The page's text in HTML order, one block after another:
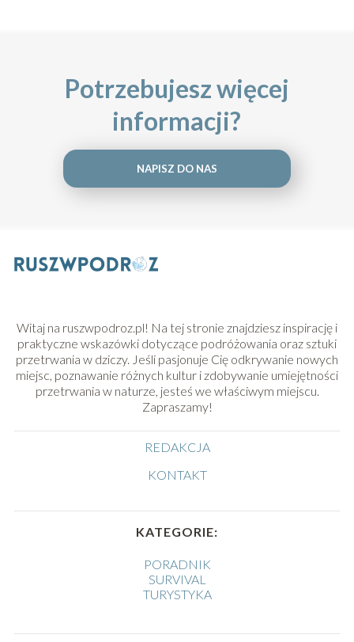
Potrzebujesz więcej
informacji?
NAPISZ DO NAS
Witaj na ruszwpodroz.pl! Na tej stronie znajdziesz inspirację i
praktyczne wskazówki dotyczące podróżowania oraz sztuki
przetrwania w dziczy. Jeśli pasjonuje Cię odkrywanie nowych
miejsc, poznawanie różnych kultur i zdobywanie umiejętności
przetrwania w naturze, jesteś we właściwym miejscu.
Zapraszamy!
REDAKCJA
KONTAKT
KATEGORIE:
PORADNIK
SURVIVAL
TURYSTYKA